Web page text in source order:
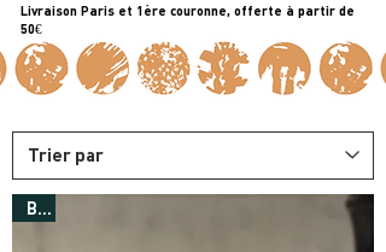
Livraison Paris et 1ère couronne, offerte à partir de
50€
Bio